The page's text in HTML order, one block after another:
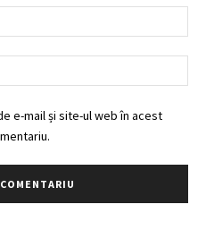
e-mail și site-ul web în acest